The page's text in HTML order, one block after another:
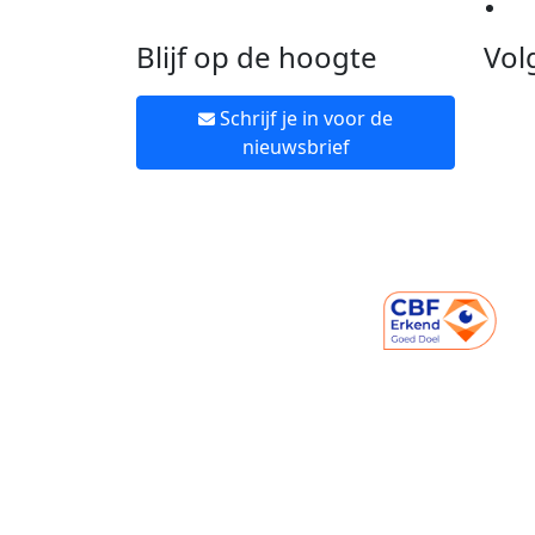
Blijf op de hoogte
Schrijf je in voor de
nieuwsbrief